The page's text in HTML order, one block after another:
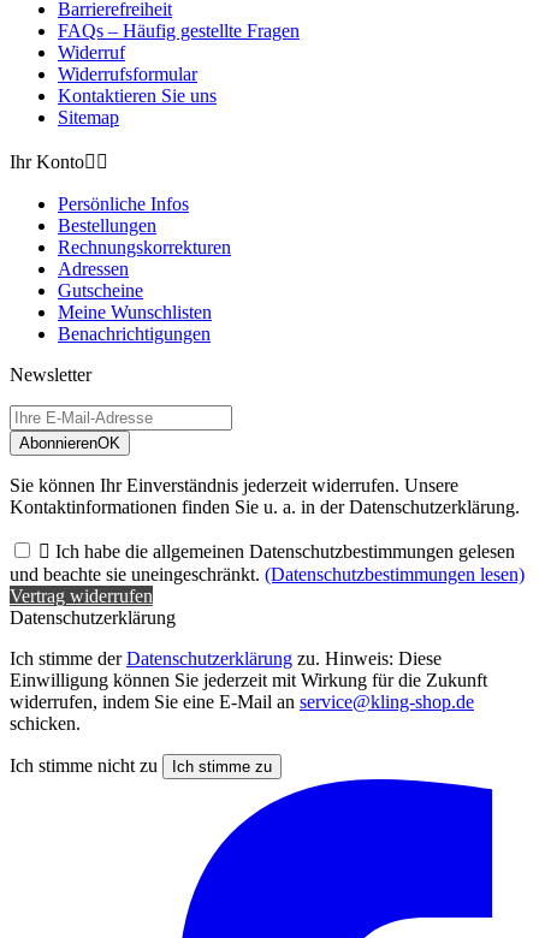
Barrierefreiheit
FAQs – Häufig gestellte Fragen
Widerruf
Widerrufsformular
Kontaktieren Sie uns
Sitemap
Ihr Konto 
Persönliche Infos
Bestellungen
Rechnungskorrekturen
Adressen
Gutscheine
Meine Wunschlisten
Benachrichtigungen
Newsletter
AbonnierenOK
Sie können Ihr Einverständnis jederzeit widerrufen. Unsere
Kontaktinformationen finden Sie u. a. in der Datenschutzerklärung.
 Ich habe die allgemeinen Datenschutzbestimmungen gelesen
und beachte sie uneingeschränkt. (Datenschutzbestimmungen lesen)
Vertrag widerrufen
Datenschutzerklärung
Ich stimme derDatenschutzerklärung zu. Hinweis: Diese
Einwilligung können Sie jederzeit mit Wirkung für die Zukunft
widerrufen, indem Sie eine E-Mail an service@kling-shop.de
schicken.
Ich stimme nicht zu Ich stimme zu